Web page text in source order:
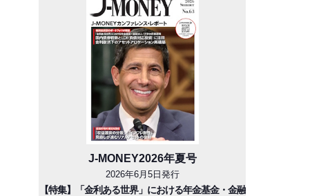
J-MONEY2026年夏号
2026年6月5日発行
【特集】「金利ある世界」における年金基金・金融